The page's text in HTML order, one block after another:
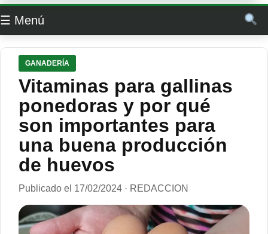
☰ Menú
GANADERÍA
Vitaminas para gallinas
ponedoras y por qué
son importantes para
una buena producción
de huevos
Publicado el 17/02/2024 · REDACCION